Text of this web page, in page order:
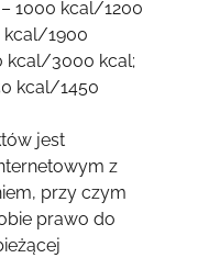
– 1000 kcal/1200
1900
kcal/3000 kcal;
kcal/1450
jest
z
przy czym
prawo do